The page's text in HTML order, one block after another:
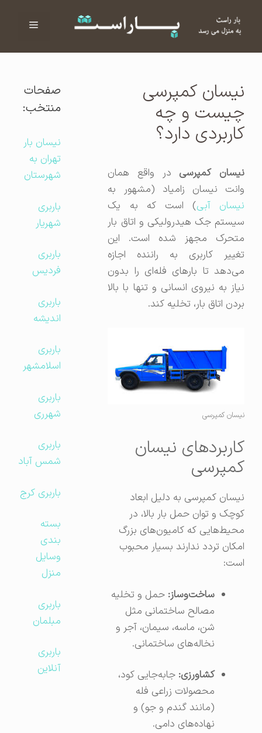
فهرست
نیسان کمپرسی
چیست و چه
کاربردی دارد؟
نیسان کمپرسیدر واقع همان
وانت نیسان زامیاد (مشهور به
نیسان آبی
) است که به یک
سیستم جک هیدرولیکی و اتاق بار
متحرک مجهز شده است. این
تغییر کاربری به راننده اجازه
می‌دهد تا بارهای فله‌ای را بدون
نیاز به نیروی انسانی و تنها با بالا
بردن اتاق بار، تخلیه کند.
نیسان کمپرسی
کاربردهای نیسان
کمپرسی
نیسان کمپرسی به دلیل ابعاد
کوچک و توان حمل بار بالا، در
محیط‌هایی که کامیون‌های بزرگ
امکان تردد ندارند بسیار محبوب
است:
ساخت‌وساز:حمل و تخلیه
مصالح ساختمانی مثل
شن، ماسه، سیمان، آجر و
نخاله‌های ساختمانی.
کشاورزی:جابه‌جایی کود،
محصولات زراعی فله
(مانند گندم و جو) و
نهاده‌های دامی.
صفحات
منتخب:
نیسان بار
تهران به
شهرستان
باربری
شهریار
باربری
فردیس
باربری
اندیشه
باربری
اسلامشهر
باربری
شهرری
باربری
شمس آباد
باربری کرج
بسته
بندی
وسایل
منزل
باربری
مبلمان
باربری
آنلاین